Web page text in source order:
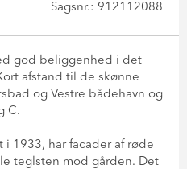
Sagsnr.: 912112088
god beliggenhed i det
afstand til de skønne
og Vestre bådehavn og
C.
1933, har facader af røde
teglsten mod gården. Det